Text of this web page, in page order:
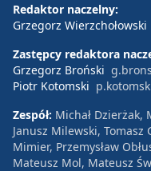
Redaktor naczelny:
Grzegorz Wierzchołowski
Zastępcy redaktora
Grzegorz Broński
Piotr Kotomski
Zespół: Michał Dzierżak,
Janusz Milewski,
Mimier, Przemysław
Mateusz Mol, Mateusz